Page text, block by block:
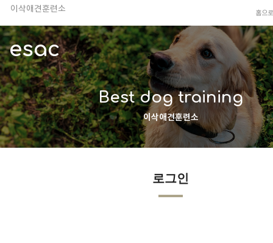
이삭애견훈련소
안전하고 행복한 펫티켓 선도!
경기도 화성시 봉담읍 위치
이찬종, 이웅종 소장 소개
홈으로
esac
Best dog training
이삭애견훈련소
로그인